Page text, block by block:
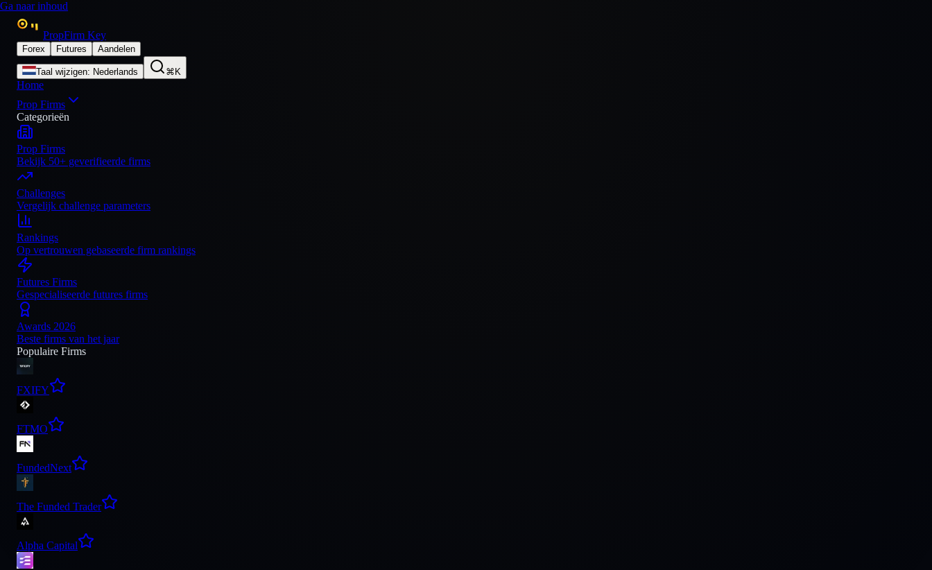
Ga naar inhoud
PropFirm Key
Forex Futures Aandelen
Taal wijzigen: Nederlands ⌘K
Home
Prop Firms
Categorieën
Prop Firms
Bekijk 50+ geverifieerde firms
Challenges
Vergelijk challenge parameters
Rankings
Op vertrouwen gebaseerde firm rankings
Futures Firms
Gespecialiseerde futures firms
Awards 2026
Beste firms van het jaar
Populaire Firms
FXIFY
FTMO
FundedNext
The Funded Trader
Alpha Capital